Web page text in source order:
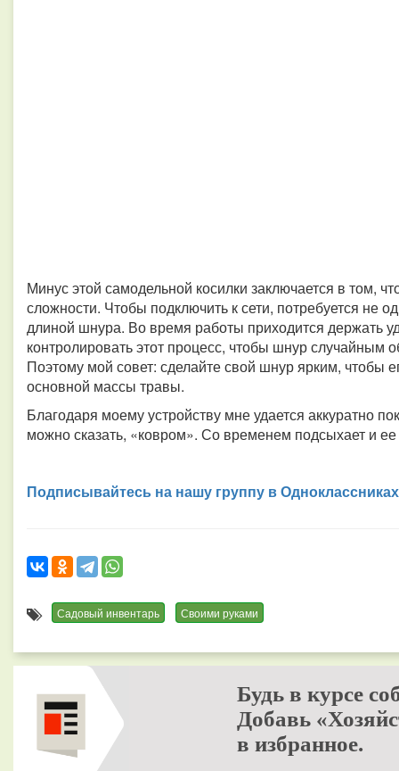
Минус этой самодельной косилки заключается в том,
сложности. Чтобы подключить к сети, потребуется не
длиной шнура. Во время работы приходится держать
контролировать этот процесс, чтобы шнур случайным
Поэтому мой совет: сделайте свой шнур ярким, чтобы
основной массы травы.
Благодаря моему устройству мне удается аккуратно
можно сказать, «ковром». Со временем подсыхает и
Подписывайтесь на нашу группу в Одноклассниках
Садовый инвентарь Своими руками
Будь в курсе
Добавь
в избранное.